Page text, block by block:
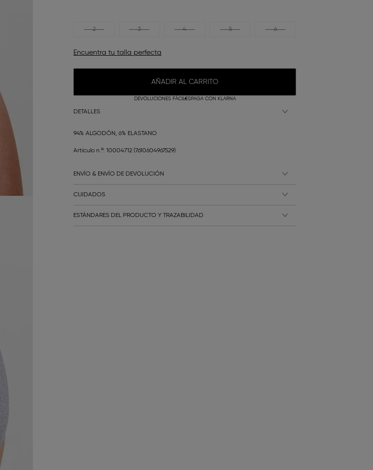
2 3 4 5 6
Encuentra tu talla perfecta
AÑADIR AL CARRITO
DEVOLUCIONES FÁCILESPAGA CON KLARNA
DETALLES
94% ALGODÓN, 6% ELASTANO
Artículo n.º: 10004712 (7610604967529)
ENVÍO & ENVÍO DE DEVOLUCIÓN
CUIDADOS
ESTÁNDARES DEL PRODUCTO Y TRAZABILIDAD